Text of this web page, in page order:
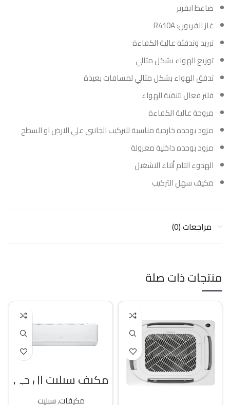
ضاغط انفرتر
غاز الفريون: R410A
تبريد وتدفئة عالية الكفاءة
توزيع الهواء بشكل مثالي
تدفق الهواء بشكل مثالي لمسافات بعيدة
فلتر فعال لتنقية الهواء
مروحة عالية الكفاءة
مزود بوحده خارجية مناسبة للتركيب الجانبي علي الارض او السطح
مزود بوحده داخلية معزولة
الهدوء التام أثناء التشغيل
مكيف سهل التركيب
مراجعات (0)
منتجات ذات صلة
مكيف سبليت ال جي
18400 وحده بارد
مكيفات,سبليت